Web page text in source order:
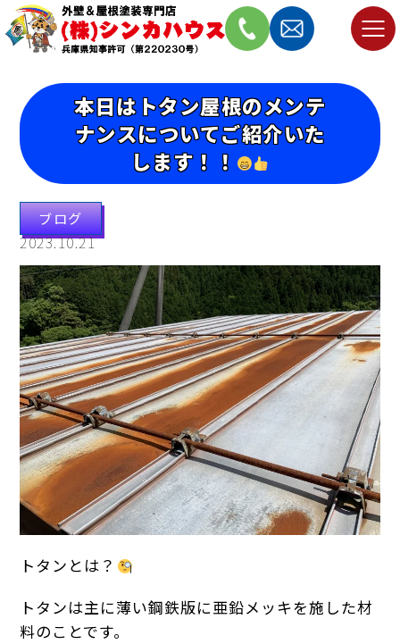
本日はトタン屋根のメンテ
ナンスについてご紹介いた
します！！
ブログ
2023.10.21
トタンとは？
トタンは主に薄い鋼鉄版に亜鉛メッキを施した材
料のことです。